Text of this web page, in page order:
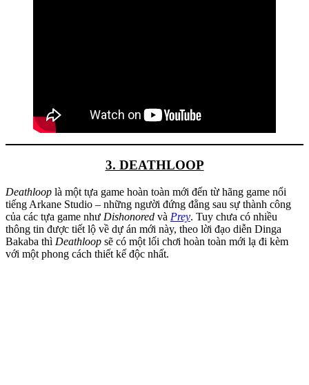
3. DEATHLOOP
Deathloop là một tựa game hoàn toàn mới đến từ hãng game nổi
tiếng Arkane Studio – những người đứng đằng sau sự thành công
của các tựa game như Dishonored và Prey. Tuy chưa có nhiều
thông tin được tiết lộ về dự án mới này, theo lời đạo diễn Dinga
Bakaba thì Deathloop sẽ có một lối chơi hoàn toàn mới lạ đi kèm
với một phong cách thiết kế độc nhất.